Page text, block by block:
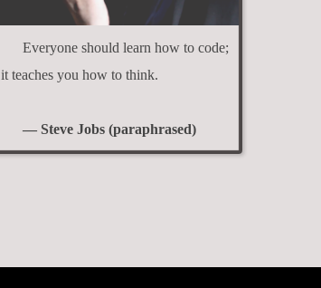
Everyone should learn how to code;
it teaches you how to think.
— Steve Jobs (paraphrased)